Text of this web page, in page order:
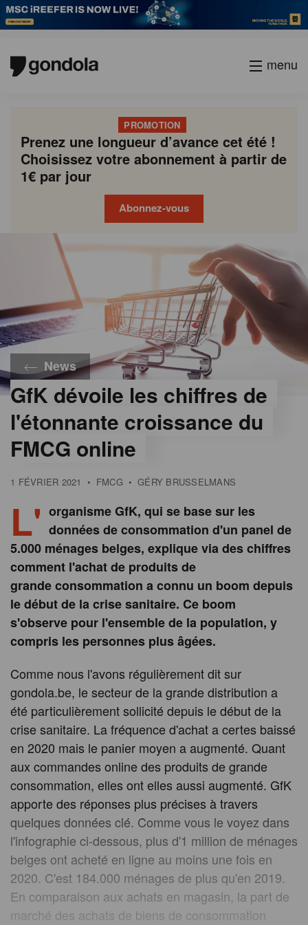
menu
PROMOTION
Prenez une longueur d’avance cet été !
Choisissez votre abonnement à partir de
1€ par jour
Abonnez-vous
News
GfK dévoile les chiffres de
l'étonnante croissance du
FMCG online
1 FÉVRIER 2021 • FMCG • GÉRY BRUSSELMANS
L' organisme GfK, qui se base sur les
données de consommation d'un panel de
5.000 ménages belges, explique via des chiffres
comment l'achat de produits de
grande consommation a connu un boom depuis
le début de la crise sanitaire. Ce boom
s'observe pour l'ensemble de la population, y
compris les personnes plus âgées.
Comme nous l'avons régulièrement dit sur
gondola.be, le secteur de la grande distribution a
été particulièrement sollicité depuis le début de la
crise sanitaire. La fréquence d'achat a certes baissé
en 2020 mais le panier moyen a augmenté. Quant
aux commandes online des produits de grande
consommation, elles ont elles aussi augmenté. GfK
apporte des réponses plus précises à travers
quelques données clé. Comme vous le voyez dans
l'infographie ci-dessous, plus d'1 million de ménages
belges ont acheté en ligne au moins une fois en
2020. C'est 184.000 ménages de plus qu'en 2019.
En comparaison aux achats en magasin, la part de
marché des achats de biens de consommation